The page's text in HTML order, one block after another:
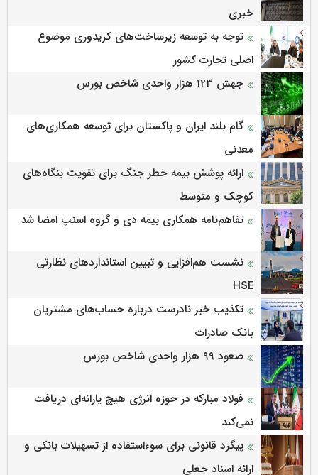
خبری
توجه به توسعه زیرساخت‌های کریدوری موضوع
اصلی تجارت کشور
جهش ۱۲۳ هزار واحدی شاخص بورس
گام بلند ایران و پاکستان برای توسعه همکاری‌های
معدنی
ارائه پوشش بیمه خطر جنگ برای تقویت بنگاه‌های
کوچک و متوسط
تفاهم‌نامه همکاری بیمه دی و گروه اسنپ امضا شد
نشست هم‌افزایی و تبیین استانداردهای نظارتی
HSE
تکذیب خبر نادرست درباره حساب‌های مشتریان
بانک صادرات
صعود ۹۹ هزار واحدی شاخص بورس
فولاد مبارکه در حوزه انرژی هیچ یارانه‌ای دریافت
نمی‌کند
پیگرد قانونی برای سوءاستفاده از تسهیلات بانکی و
ارائه اسناد جعلی